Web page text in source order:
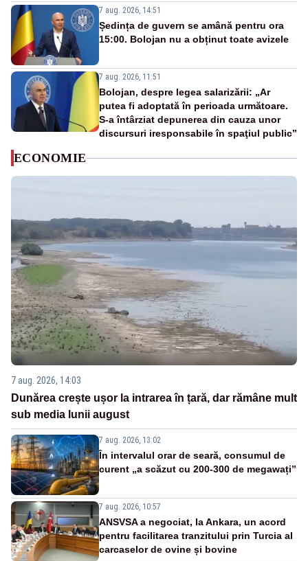
7 aug. 2026, 14:51
Ședința de guvern se amână pentru ora
15:00. Bolojan nu a obținut toate avizele
7 aug. 2026, 11:51
Bolojan, despre legea salarizării: „Ar
putea fi adoptată în perioada următoare.
S-a întârziat depunerea din cauza unor
discursuri iresponsabile în spaţiul public”
ECONOMIE
7 aug. 2026, 14:03
Dunărea crește ușor la intrarea în țară, dar rămâne mult
sub media lunii august
7 aug. 2026, 13:02
În intervalul orar de seară, consumul de
curent „a scăzut cu 200-300 de megawați”
7 aug. 2026, 10:57
ANSVSA a negociat, la Ankara, un acord
pentru facilitarea tranzitului prin Turcia al
carcaselor de ovine și bovine